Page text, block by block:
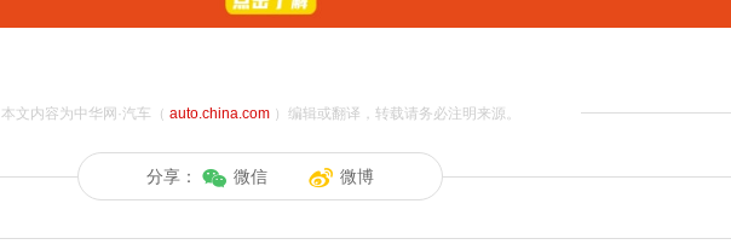
本文内容为中华网·汽车（ auto.china.com）编辑或翻译，转载请务必注明来源。
分享： 微信 微博